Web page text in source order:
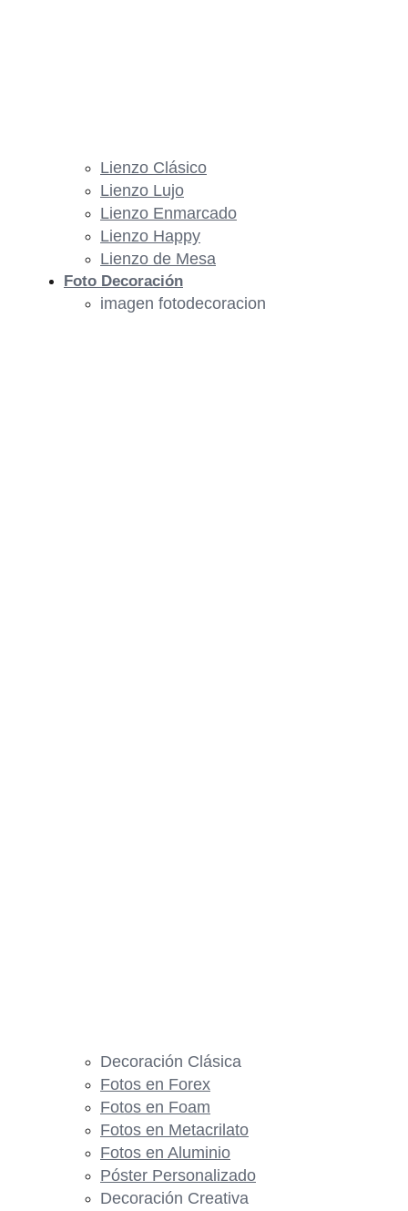
Lienzo Clásico
Lienzo Lujo
Lienzo Enmarcado
Lienzo Happy
Lienzo de Mesa
Foto Decoración
imagen fotodecoracion
Decoración Clásica
Fotos en Forex
Fotos en Foam
Fotos en Metacrilato
Fotos en Aluminio
Póster Personalizado
Decoración Creativa